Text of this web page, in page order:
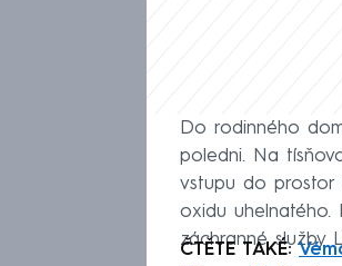
Do rodinného
poledni. Na
vstupu do prostor
oxidu uhelnatého.
záchranné služby
ČTĚTE TAKÉ: